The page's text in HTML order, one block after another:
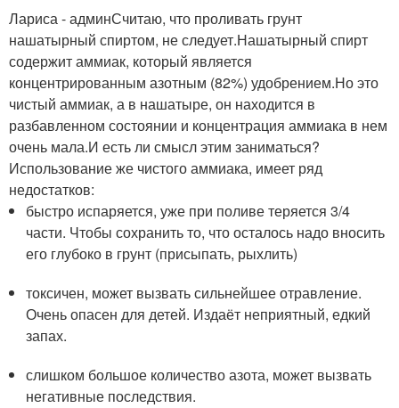
Лариса - админСчитаю, что проливать грунт
нашатырный спиртом, не следует.Нашатырный спирт
содержит аммиак, который является
концентрированным азотным (82%) удобрением.Но это
чистый аммиак, а в нашатыре, он находится в
разбавленном состоянии и концентрация аммиака в нем
очень мала.И есть ли смысл этим заниматься?
Использование же чистого аммиака, имеет ряд
недостатков:
быстро испаряется, уже при поливе теряется 3/4
части. Чтобы сохранить то, что осталось надо вносить
его глубоко в грунт (присыпать, рыхлить)
токсичен, может вызвать сильнейшее отравление.
Очень опасен для детей. Издаёт неприятный, едкий
запах.
слишком большое количество азота, может вызвать
негативные последствия.